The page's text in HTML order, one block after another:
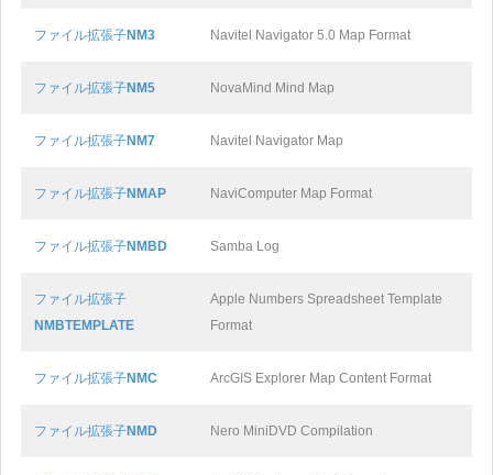
ファイル拡張子NM3 Navitel Navigator 5.0 Map Format
ファイル拡張子NM5 NovaMind Mind Map
ファイル拡張子NM7 Navitel Navigator Map
ファイル拡張子NMAP NaviComputer Map Format
ファイル拡張子NMBD Samba Log
ファイル拡張子
NMBTEMPLATE
Apple Numbers Spreadsheet Template
Format
ファイル拡張子NMC ArcGIS Explorer Map Content Format
ファイル拡張子NMD Nero MiniDVD Compilation